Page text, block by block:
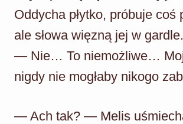
Oddycha płytko, próbuje coś
ale słowa więzną jej w gardle.
— Nie… To niemożliwe…
nigdy nie mogłaby nikogo
— Ach tak? — Melis